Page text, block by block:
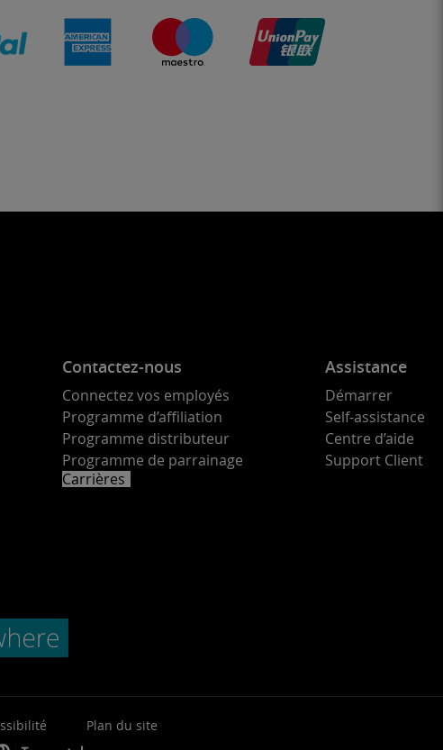
Contactez-nous
Connectez vos employés
Programme d’affiliation
Programme distributeur
Programme de parrainage
Carrières
Assistance
Démarrer
Self-assistance
Centre d’aide
Support Client
Plan du site